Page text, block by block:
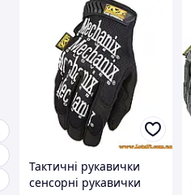
Тактичні рукавички
сенсорні рукавички